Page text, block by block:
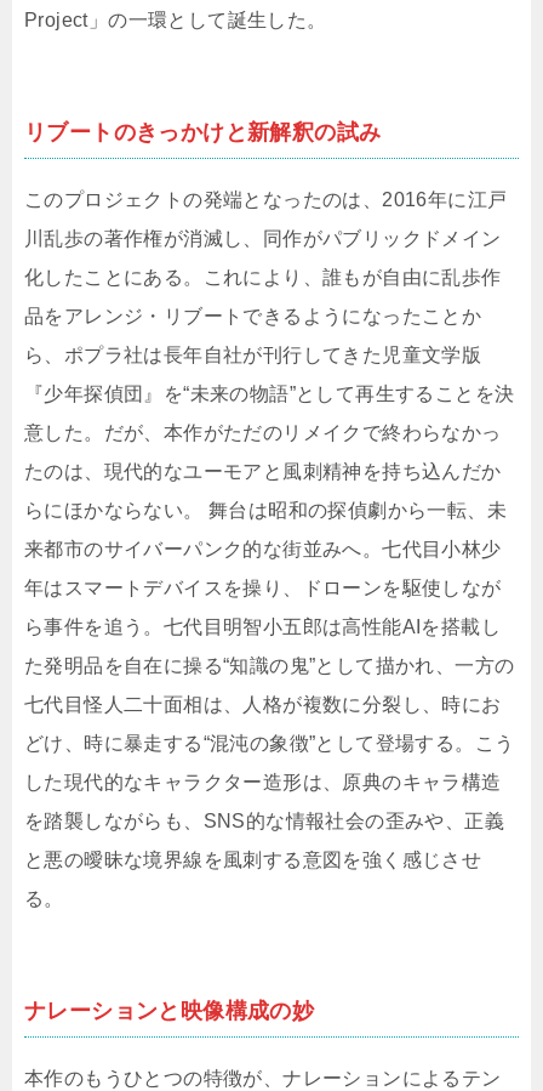
Project」の一環として誕生した。
リブートのきっかけと新解釈の試み
このプロジェクトの発端となったのは、2016年に江戸
川乱歩の著作権が消滅し、同作がパブリックドメイン
化したことにある。これにより、誰もが自由に乱歩作
品をアレンジ・リブートできるようになったことか
ら、ポプラ社は長年自社が刊行してきた児童文学版
『少年探偵団』を“未来の物語”として再生することを決
意した。だが、本作がただのリメイクで終わらなかっ
たのは、現代的なユーモアと風刺精神を持ち込んだか
らにほかならない。 舞台は昭和の探偵劇から一転、未
来都市のサイバーパンク的な街並みへ。七代目小林少
年はスマートデバイスを操り、ドローンを駆使しなが
ら事件を追う。七代目明智小五郎は高性能AIを搭載し
た発明品を自在に操る“知識の鬼”として描かれ、一方の
七代目怪人二十面相は、人格が複数に分裂し、時にお
どけ、時に暴走する“混沌の象徴”として登場する。こう
した現代的なキャラクター造形は、原典のキャラ構造
を踏襲しながらも、SNS的な情報社会の歪みや、正義
と悪の曖昧な境界線を風刺する意図を強く感じさせ
る。
ナレーションと映像構成の妙
本作のもうひとつの特徴が、ナレーションによるテン